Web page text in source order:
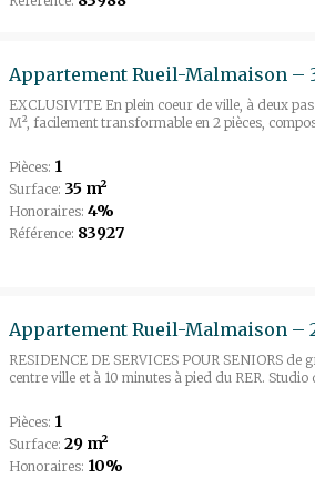
EXCLUSIVITE En plein coeur de ville, à deux
M², facilement transformable en 2 pièces,
Pièces: 1
Surface: 35 m²
Honoraires: 4%
Référence: 83927
RESIDENCE DE SERVICES POUR SENIORS
centre ville et à 10 minutes à pied du RER. Studio
Pièces: 1
Surface: 29 m²
Honoraires: 10%